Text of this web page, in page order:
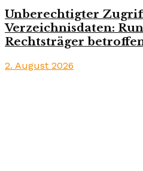
Unberechtigter
Verzeichnisdaten:
Rechtsträger
2. August 2026